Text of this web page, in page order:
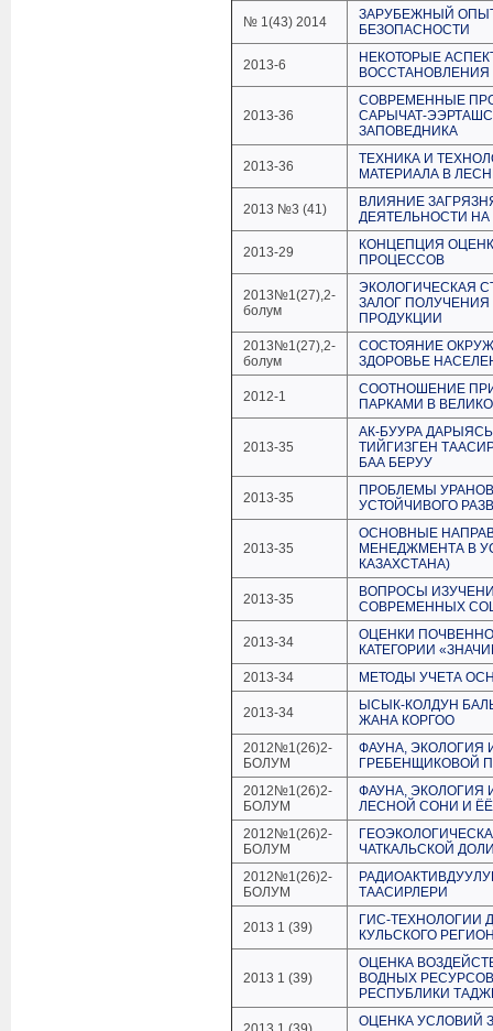
№ 1(43) 2014
ЗАРУБЕЖНЫЙ
БЕЗОПАСНОСТИ
2013-6
НЕКОТОРЫЕ
2013-36
СОВРЕМЕННЫЕ
САРЫЧАТ-
ЗАПОВЕДНИКА
2013-36
ТЕХНИКА И
МАТЕРИАЛА В
2013 №3 (41)
ВЛИЯНИЕ
ДЕЯТЕЛЬНОСТИ
2013-29
КОНЦЕПЦИЯ
ПРОЦЕССОВ
2013№1(27),2-
болум
ЭКОЛОГИЧЕСКАЯ
ЗАЛОГ
ПРОДУКЦИИ
2013№1(27),2-
болум
СОСТОЯНИЕ
ЗДОРОВЬЕ
2012-1
СООТНОШЕНИЕ
ПАРКАМИ В
2013-35
АК-БУУРА
ТИЙГИЗГЕН
БАА БЕРУУ
2013-35
ПРОБЛЕМЫ
УСТОЙЧИВОГО
2013-35
ОСНОВНЫЕ
МЕНЕДЖМЕНТА В
КАЗАХСТАНА)
2013-35
ВОПРОСЫ
СОВРЕМЕННЫХ
2013-34
ОЦЕНКИ
КАТЕГОРИИ
2013-34
МЕТОДЫ УЧЕТА
2013-34
ЫСЫК-КОЛДУН
ЖАНА КОРГОО
2012№1(26)2-
БОЛУМ
ФАУНА, ЭКОЛОГИЯ
ГРЕБЕНЩИКОВОЙ
2012№1(26)2-
БОЛУМ
ФАУНА, ЭКОЛОГИЯ
ЛЕСНОЙ СОНИ И
2012№1(26)2-
БОЛУМ
ЧАТКАЛЬСКОЙ
2012№1(26)2-
БОЛУМ
ТААСИРЛЕРИ
2013 1 (39)
ГИС-ТЕХНОЛОГИИ
КУЛЬСКОГО
2013 1 (39)
ОЦЕНКА
ВОДНЫХ
РЕСПУБЛИКИ
ОЦЕНКА УСЛОВИЙ